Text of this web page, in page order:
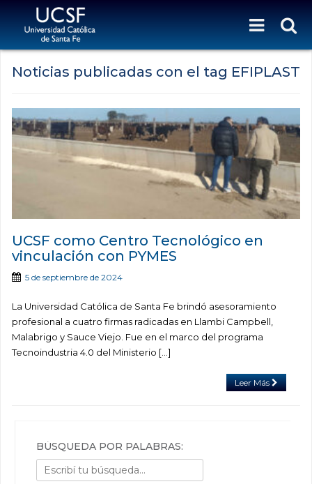
Noticias publicadas con el tag EFIPLAST
UCSF como Centro Tecnológico en
vinculación con PYMES
5 de septiembre de 2024
La Universidad Católica de Santa Fe brindó asesoramiento
profesional a cuatro firmas radicadas en Llambi Campbell,
Malabrigo y Sauce Viejo. Fue en el marco del programa
Tecnoindustria 4.0 del Ministerio […]
Leer Más
BÚSQUEDA POR PALABRAS: